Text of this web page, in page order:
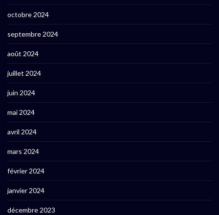
octobre 2024
septembre 2024
août 2024
juillet 2024
juin 2024
mai 2024
avril 2024
mars 2024
février 2024
janvier 2024
décembre 2023